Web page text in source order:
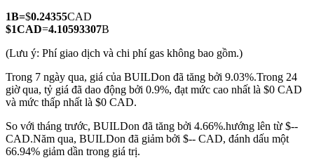
USDC Futures vĩnh cửu
Futures sử dụng USDC làm tài sản thế chấp
1B=$0.24355CAD
$1CAD=4.10593307B
(Lưu ý: Phí giao dịch và chi phí gas không bao gồm.)
Trong 7 ngày qua, giá của BUILDon đã tăng bởi 9.03%.Trong 24
giờ qua, tỷ giá đã dao động bởi 0.9%, đạt mức cao nhất là $0 CAD
và mức thấp nhất là $0 CAD.
So với tháng trước, BUILDon đã tăng bởi 4.66%.hướng lên từ $--
CAD.Năm qua, BUILDon đã giảm bởi $-- CAD, đánh dấu một
66.94% giảm dần trong giá trị.